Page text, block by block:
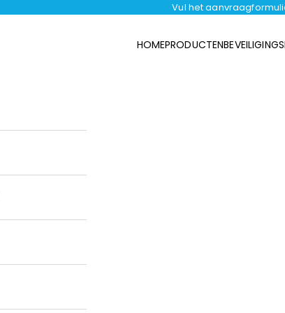
Vul het
HOMEPRODUCTEN